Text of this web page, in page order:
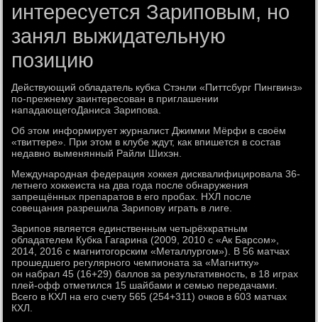
интересуется Зариповым, но
занял выжидательную
позицию
Действующий обладатель кубка Стэнли «Питтсбург Пингвинз»
по-прежнему заинтересован в приглашении
нападающегоДаниса Зарипова.
Об этом информирует журналист Джимми Мёрфи в своём
«твиттере». При этом в клубе ждут, как впишется в состав
недавно выменянный Райли Шихэн.
Международная федерация хоккея дисквалифицировала 36-
летнего хоккеиста на два года после обнаружения
запрещённых препаратов в его пробах. НХЛ после
совещания разрешила Зарипову играть в лиге.
Зарипов является единственным четырёхкратным
обладателем Кубка Гагарина (2009, 2010 с «Ак Барсом»,
2014, 2016 с магнитогорским «Металлургом»). В 56 матчах
прошедшего регулярного чемпионата за «Магнитку»
он набрал 45 (16+29) баллов за результативность, в 18 играх
плей-офф отметился 15 шайбами и семью передачами.
Всего в КХЛ на его счету 565 (254+311) очков в 603 матчах
КХЛ.